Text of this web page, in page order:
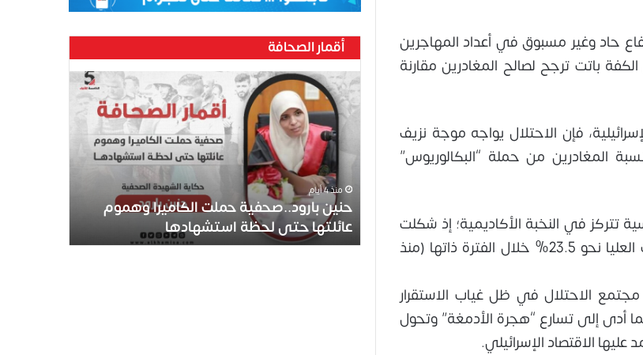
حاد وغير مسبوق في أعداد المهاجرين
باتت ترجح لصالح المغادرين مقارنة
فإن الاحتلال يواجه موجة نزيف
المغادرين من حملة “البكالوريوس”
تتركز في النخبة الأكاديمية؛ إذ شكلت
نسبة المغادرين من حملة شهادات الماجستير والدراسات العليا نحو 23.5% خلال الفترة ذاتها (منذ
الاحتلال في ظل غياب الاستقرار
أدى إلى تسارع “هجرة الأدمغة” وتحول
عليها الاقتصاد الإسرائيلي.
أقمار الصحافة
حنين
بارود..صحفية
حملت
الكاميرا
وهموم
عائلتها
لحظة
استشهادها
منذ 4 أيام
حنين بارود..صحفية حملت الكاميرا وهموم
عائلتها حتى لحظة استشهادها